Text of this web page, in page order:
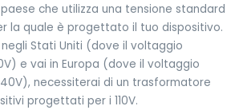
che utilizza una tensione standard
la quale è progettato il tuo dispositivo.
Stati Uniti (dove il voltaggio
e vai in Europa (dove il voltaggio
necessiterai di un trasformatore
progettati per i 110V.